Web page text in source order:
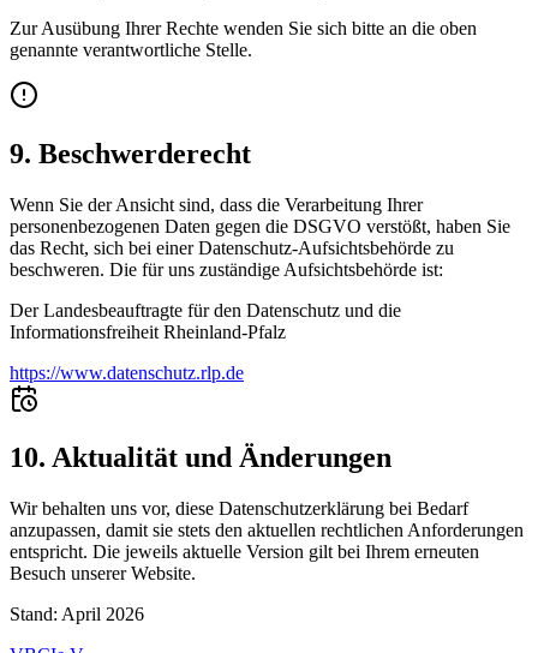
Zur Ausübung Ihrer Rechte wenden Sie sich bitte an die oben
genannte verantwortliche Stelle.
9. Beschwerderecht
Wenn Sie der Ansicht sind, dass die Verarbeitung Ihrer
personenbezogenen Daten gegen die DSGVO verstößt, haben Sie
das Recht, sich bei einer Datenschutz-Aufsichtsbehörde zu
beschweren. Die für uns zuständige Aufsichtsbehörde ist:
Der Landesbeauftragte für den Datenschutz und die
Informationsfreiheit Rheinland-Pfalz
https://www.datenschutz.rlp.de
10. Aktualität und Änderungen
Wir behalten uns vor, diese Datenschutzerklärung bei Bedarf
anzupassen, damit sie stets den aktuellen rechtlichen Anforderungen
entspricht. Die jeweils aktuelle Version gilt bei Ihrem erneuten
Besuch unserer Website.
Stand: April 2026